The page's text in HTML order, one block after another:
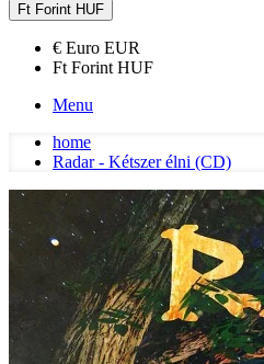
Ft Forint HUF
€ Euro EUR
Ft Forint HUF
Menu
home
Radar - Kétszer élni (CD)